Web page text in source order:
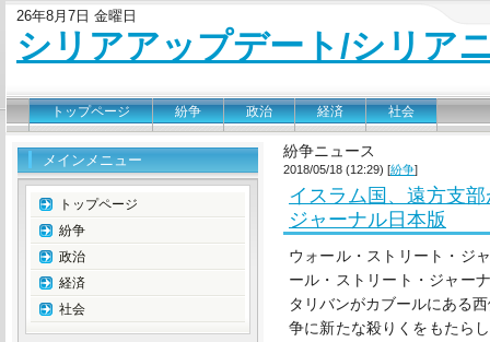
26年8月7日 金曜日
シリアアップデート/シリア
トップページ 紛争 政治 経済 社会
紛争ニュース
2018/05/18 (12:29) [紛争]
イスラム国、遠方支
ジャーナル日本版
ウォール・ストリート・ジ
ール・ストリート・ジャー
タリバンがカブールにある
争に新たな殺りくをもたら
メインメニュー
トップページ
紛争
政治
経済
社会